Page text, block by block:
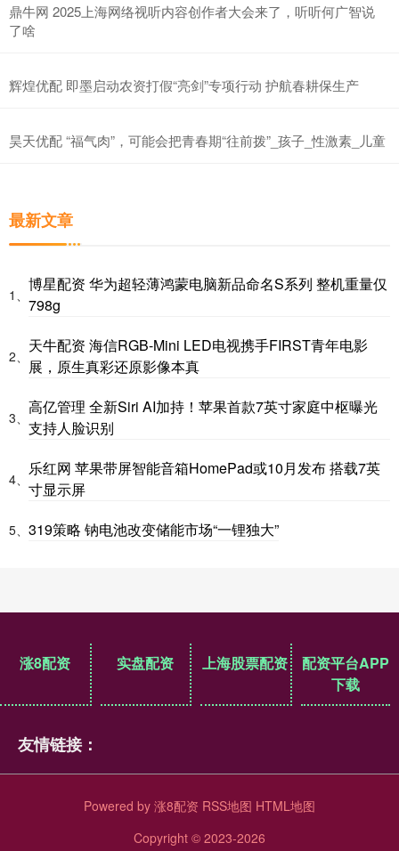
鼎牛网 2025上海网络视听内容创作者大会来了，听听何广智说
了啥
辉煌优配 即墨启动农资打假“亮剑”专项行动 护航春耕保生产
昊天优配 “福气肉”，可能会把青春期“往前拨”_孩子_性激素_儿童
最新文章
1、
博星配资 华为超轻薄鸿蒙电脑新品命名S系列 整机重量仅
798g
2、
天牛配资 海信RGB-Mini LED电视携手FIRST青年电影
展，原生真彩还原影像本真
3、
高亿管理 全新Siri AI加持！苹果首款7英寸家庭中枢曝光
支持人脸识别
4、
乐红网 苹果带屏智能音箱HomePad或10月发布 搭载7英
寸显示屏
5、 319策略 钠电池改变储能市场“一锂独大”
涨8配资 实盘配资 上海股票配资
配资平台APP
下载
友情链接：
Powered by 涨8配资 RSS地图 HTML地图
Copyright © 2023-2026